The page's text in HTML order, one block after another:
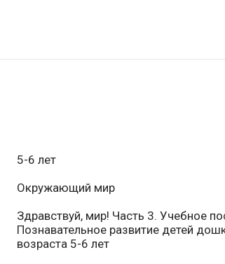
5-6 лет
Окружающий мир
Здравствуй, мир! Часть 3. Учебное
Познавательное развитие детей
возраста 5-6 лет